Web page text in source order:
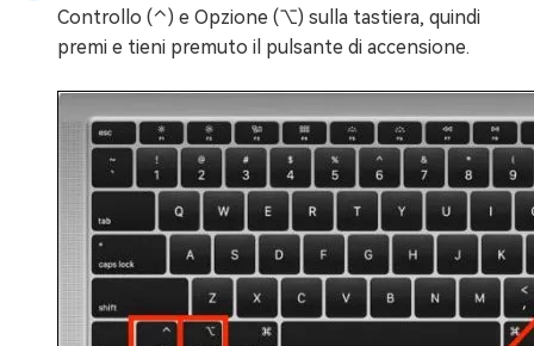
Controllo (⌃) e Opzione (⌥) sulla tastiera, quindi
premi e tieni premuto il pulsante di accensione.